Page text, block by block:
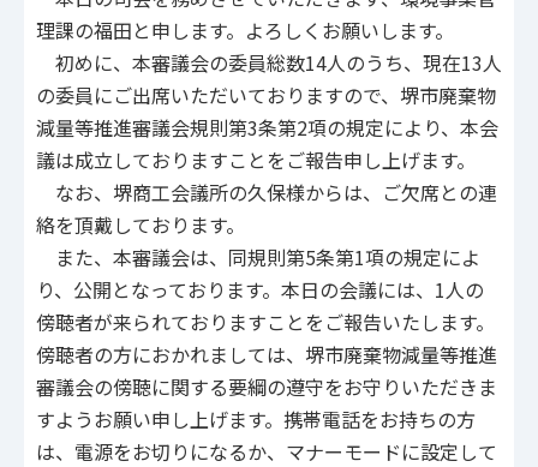
理課の福田と申します。よろしくお願いします。
初めに、本審議会の委員総数14人のうち、現在13人
の委員にご出席いただいておりますので、堺市廃棄物
減量等推進審議会規則第3条第2項の規定により、本会
議は成立しておりますことをご報告申し上げます。
なお、堺商工会議所の久保様からは、ご欠席との連
絡を頂戴しております。
また、本審議会は、同規則第5条第1項の規定によ
り、公開となっております。本日の会議には、1人の
傍聴者が来られておりますことをご報告いたします。
傍聴者の方におかれましては、堺市廃棄物減量等推進
審議会の傍聴に関する要綱の遵守をお守りいただきま
すようお願い申し上げます。携帯電話をお持ちの方
は、電源をお切りになるか、マナーモードに設定して